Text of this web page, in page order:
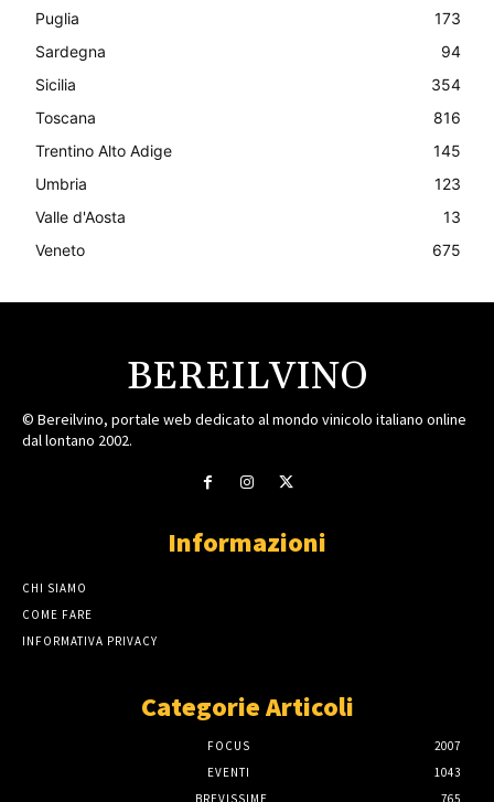
Puglia
173
Sardegna
94
Sicilia
354
Toscana
816
Trentino Alto Adige
145
Umbria
123
Valle d'Aosta
13
Veneto
675
BEREILVINO
© Bereilvino, portale web dedicato al mondo vinicolo italiano online
dal lontano 2002.
Informazioni
CHI SIAMO
COME FARE
INFORMATIVA PRIVACY
Categorie Articoli
FOCUS
2007
EVENTI
1043
BREVISSIME
765